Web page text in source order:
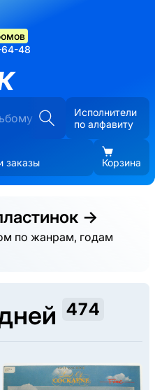
48
Исполнители
по алфавиту
заказы Корзина
→
по жанрам, годам
474